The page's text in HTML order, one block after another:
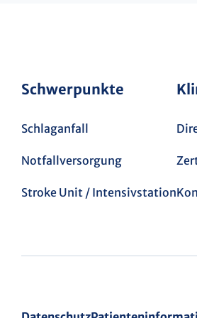
Schwerpunkte
Schlaganfall
Notfallversorgung
Stroke Unit / Intensivstation